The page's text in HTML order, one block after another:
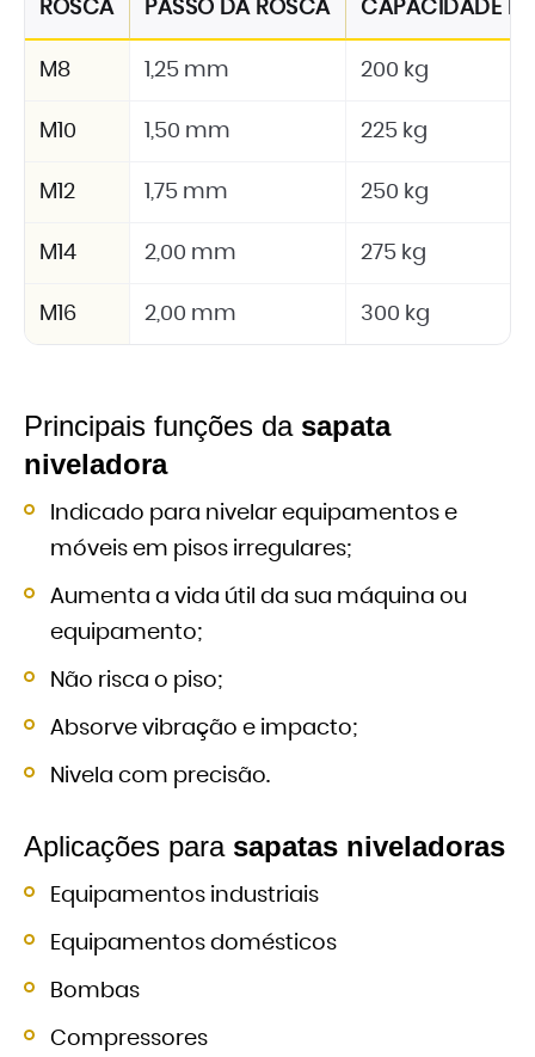
ROSCA PASSO DA ROSCA CAPACIDADE
M8 1,25 mm 200 kg
M10 1,50 mm 225 kg
M12 1,75 mm 250 kg
M14 2,00 mm 275 kg
M16 2,00 mm 300 kg
Principais funções da sapata
niveladora
Indicado para nivelar equipamentos e
móveis em pisos irregulares;
Aumenta a vida útil da sua máquina ou
equipamento;
Não risca o piso;
Absorve vibração e impacto;
Nivela com precisão.
Aplicações para sapatas niveladoras
Equipamentos industriais
Equipamentos domésticos
Bombas
Compressores